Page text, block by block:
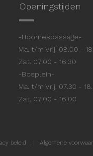
Openingstijden
-Hoornespassage-
Ma. t/m Vrij. 08.00 -
Zat. 07.00 - 16.30
-Bosplein-
Ma. t/m Vrij. 07.30 -
Zat. 07.00 - 16.00
beleid |Algemene